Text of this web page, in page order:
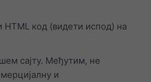
код (видети испод) на
сајту. Међутим, не
и